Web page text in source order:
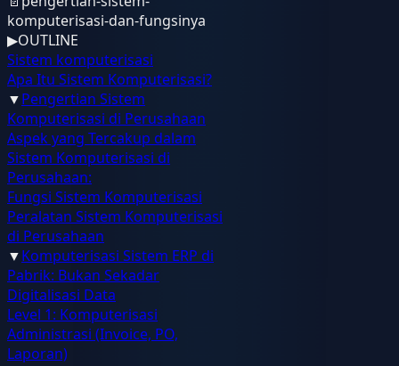
komputerisasi-dan-fungsinya
▶OUTLINE
Sistem komputerisasi
Apa Itu Sistem Komputerisasi?
▼Pengertian Sistem
Komputerisasi di Perusahaan
Aspek yang Tercakup dalam
Sistem Komputerisasi di
Perusahaan:
Fungsi Sistem Komputerisasi
Peralatan Sistem Komputerisasi
di Perusahaan
▼Komputerisasi Sistem ERP di
Pabrik: Bukan Sekadar
Digitalisasi Data
Level 1: Komputerisasi
Administrasi (Invoice, PO,
Laporan)